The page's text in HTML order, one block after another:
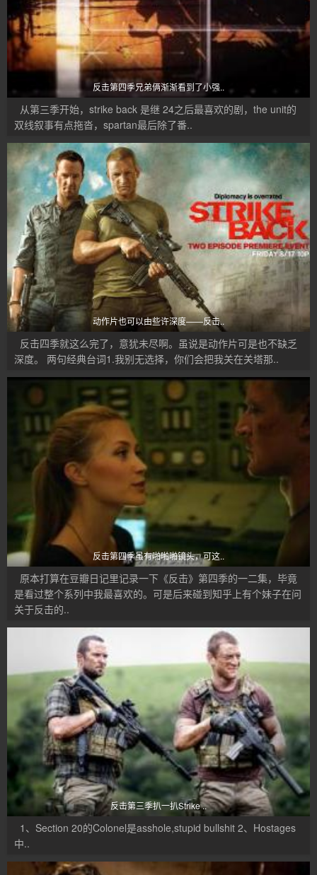
反击第四季兄弟俩渐渐看到了小强..
从第三季开始，strike back 是继 24之后最喜欢的剧，the unit的
双线叙事有点拖沓，spartan最后除了番..
动作片也可以由些许深度——反击..
反击四季就这么完了，意犹未尽啊。虽说是动作片可是也不缺乏
深度。 两句经典台词1.我别无选择，你们会把我关在关塔那..
反击第四季虽有啪啪啪镜头，可这..
原本打算在豆瓣日记里记录一下《反击》第四季的一二集，毕竟
是看过整个系列中我最喜欢的。可是后来碰到知乎上有个妹子在问
关于反击的..
反击第三季扒一扒Strike ..
1、Section 20的Colonel是asshole,stupid bullshit 2、Hostages
中..